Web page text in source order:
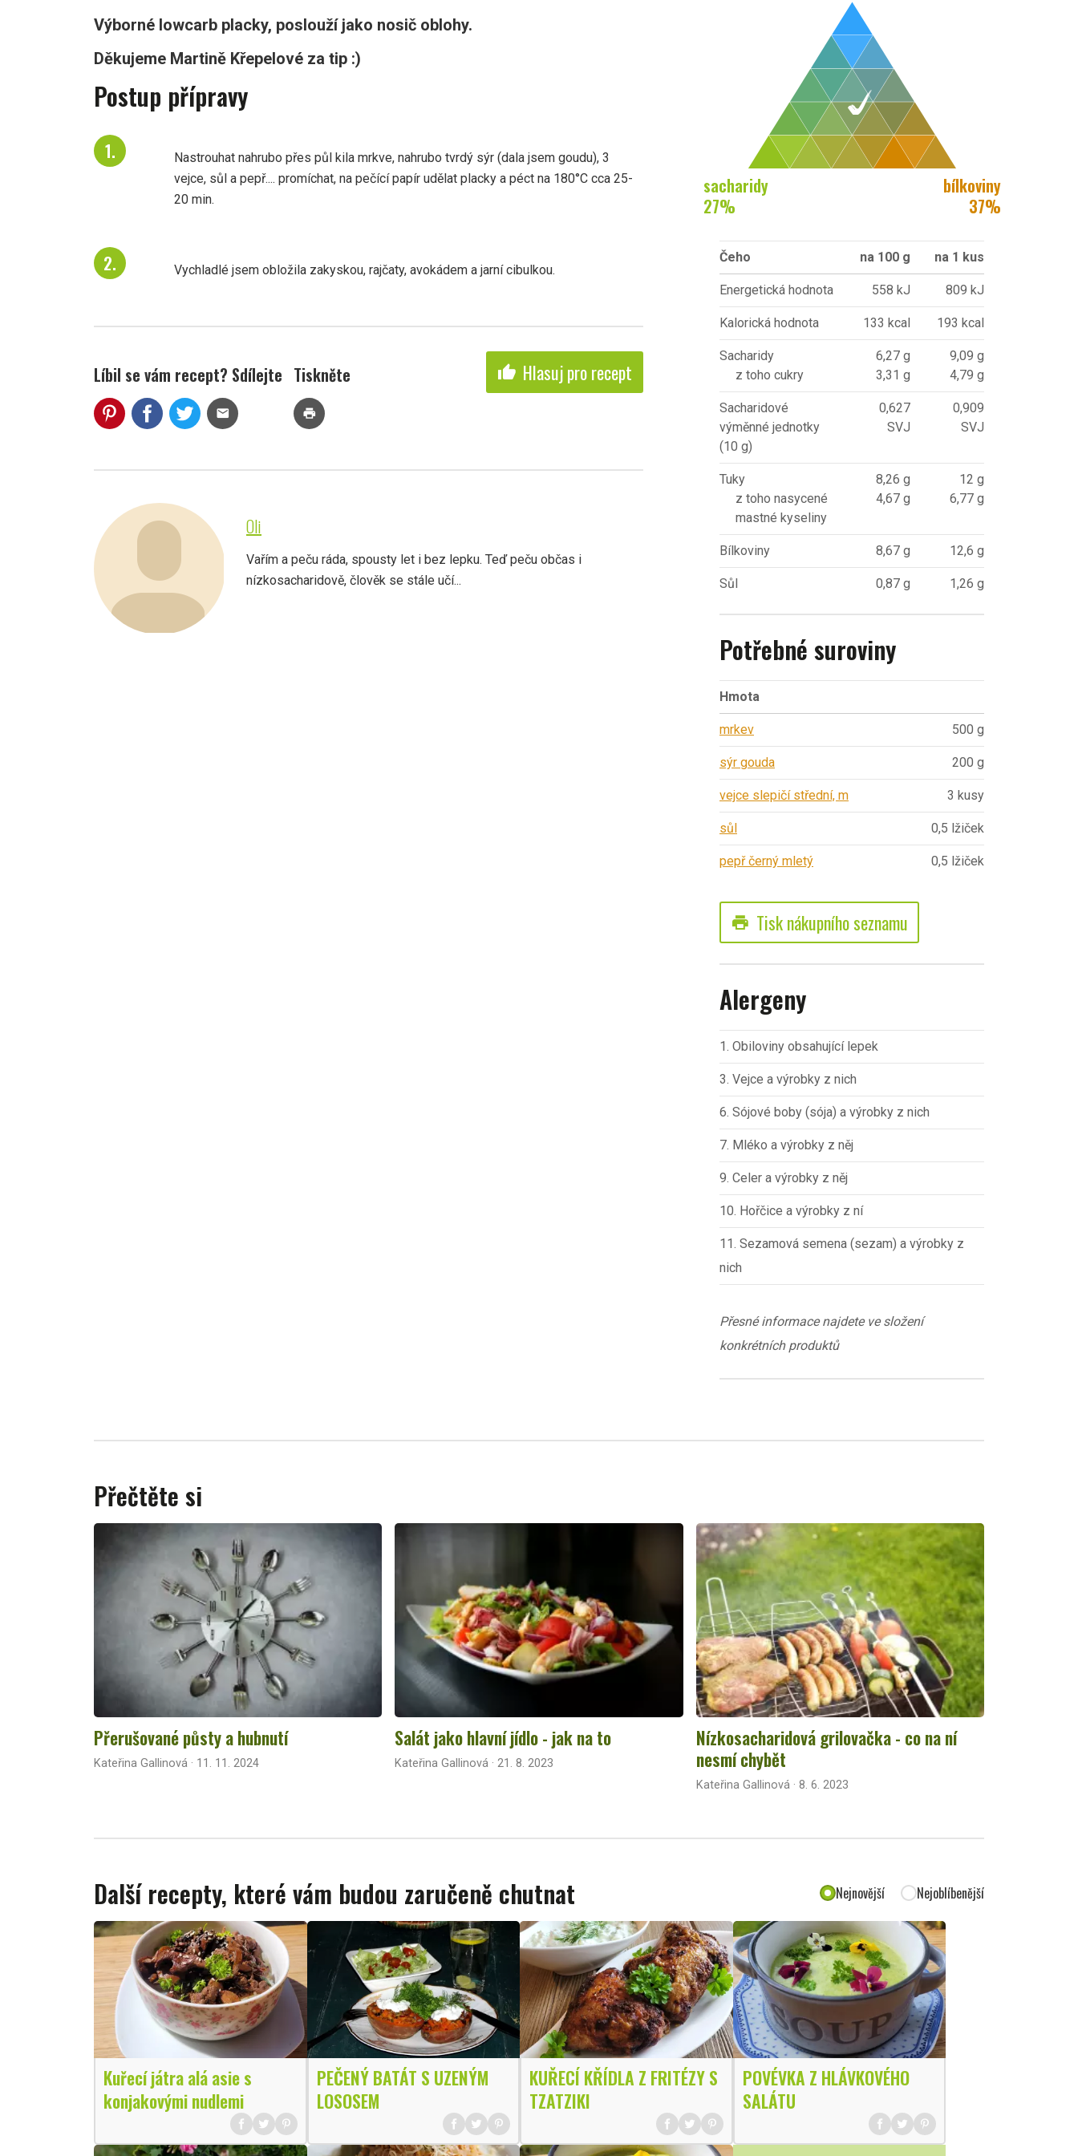
Výborné lowcarb placky, poslouží jako nosič oblohy.
Děkujeme Martině Křepelové za tip :)
Postup přípravy
Nastrouhat nahrubo přes půl kila mrkve, nahrubo tvrdý sýr (dala jsem goudu), 3
vejce, sůl a pepř.... promíchat, na pečící papír udělat placky a péct na 180°C cca 25-
20 min.
Vychladlé jsem obložila zakyskou, rajčaty, avokádem a jarní cibulkou.
Líbil se vám recept? Sdílejte
mail
Tiskněte
print
thumb_up Hlasuj pro recept
Oli
Vařím a peču ráda, spousty let i bez lepku. Teď peču občas i
nízkosacharidově, člověk se stále učí...
sacharidy
27%
bílkoviny
37%
Čeho na 100 g na 1 kus
Energetická hodnota 558 kJ 809 kJ
Kalorická hodnota 133 kcal 193 kcal
Sacharidy
z toho cukry
6,27 g
3,31 g
9,09 g
4,79 g
Sacharidové
výměnné jednotky
(10 g)
0,627
SVJ
0,909
SVJ
Tuky
z toho nasycené
mastné kyseliny
8,26 g
4,67 g
12 g
6,77 g
Bílkoviny 8,67 g 12,6 g
Sůl 0,87 g 1,26 g
Potřebné suroviny
Hmota
mrkev 500 g
sýr gouda 200 g
vejce slepičí střední, m 3 kusy
sůl 0,5 lžiček
pepř černý mletý 0,5 lžiček
print Tisk nákupního seznamu
Alergeny
1. Obiloviny obsahující lepek
3. Vejce a výrobky z nich
6. Sójové boby (sója) a výrobky z nich
7. Mléko a výrobky z něj
9. Celer a výrobky z něj
10. Hořčice a výrobky z ní
11. Sezamová semena (sezam) a výrobky z
nich
Přesné informace najdete ve složení
konkrétních produktů
Přečtěte si
Přerušované půsty a hubnutí
Kateřina Gallinová · 11. 11. 2024
Salát jako hlavní jídlo - jak na to
Kateřina Gallinová · 21. 8. 2023
Nízkosacharidová grilovačka - co na ní
nesmí chybět
Kateřina Gallinová · 8. 6. 2023
Další recepty, které vám budou zaručeně chutnat Nejnovější Nejoblíbenější
Kuřecí játra alá asie s
konjakovými nudlemi
PEČENÝ BATÁT S UZENÝM
LOSOSEM
KUŘECÍ KŘÍDLA Z FRITÉZY S
TZATZIKI
POVÉVKA Z HLÁVKOVÉHO
SALÁTU